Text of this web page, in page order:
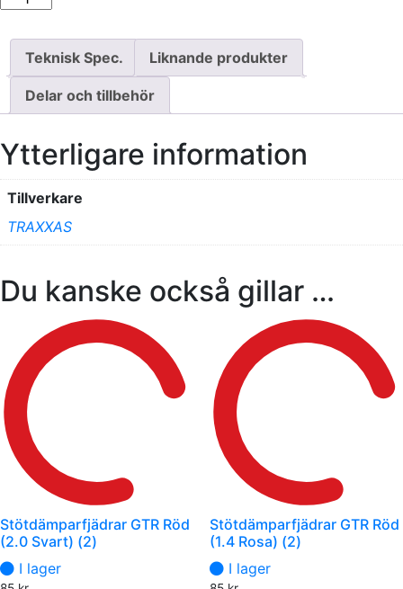
Teknisk Spec. Liknande produkter
Delar och tillbehör
Ytterligare information
Tillverkare
TRAXXAS
Du kanske också gillar …
Stötdämparfjädrar GTR Röd
(2.0 Svart) (2)
I lager
Stötdämparfjädrar GTR Röd
(1.4 Rosa) (2)
I lager